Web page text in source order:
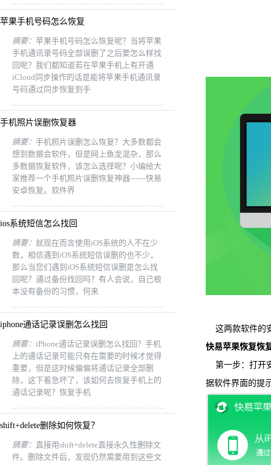
苹果手机号码怎么恢复
摘要： 苹果手机号码怎么恢复呢？当将苹果
手机通讯录号码全部误删了之后要怎么样找
回呢？我们都知道若在苹果手机上有开通
iCloud同步操作的话是能将苹果手机通讯录
号码通过同步恢复到手
手机照片误删恢复器
摘要： 手机照片误删怎么恢复？大多数都会
想到数据会软件，但是网上鱼龙混杂，那么
多数据恢复软件，该怎么选择呢？小编给大
家推荐一个手机照片误删恢复神器——快易
安卓恢复。软件界
ios系统短信怎么找回
摘要： 就现在而言使用iOS系统的人不在少
数，相信遇到iOS系统短信误删的也不少，
那么当您们遇到iOS系统短信误删是怎么找
回呢？通过备份找回吗？有人会说，自己根
本没有备份的习惯，何来
iphone通话记录误删怎么找回
摘要： iPhone通话记录误删怎么找回？手机
上的通话记录可能只有在需要的时候才觉得
重要，但是这时候偏偏将通话记录全部删
除，这下着急坏了，该如何去恢复手机上的
通话记录呢？恢复手机
shift+delete删除如何恢复？
摘要： 直接用shift+delete直接永久性删除文
件。删除文件后，发现仍然需要用到这些文
这两款软件的
快易苹果恢复恢
第一步：打开
据软件界面的提